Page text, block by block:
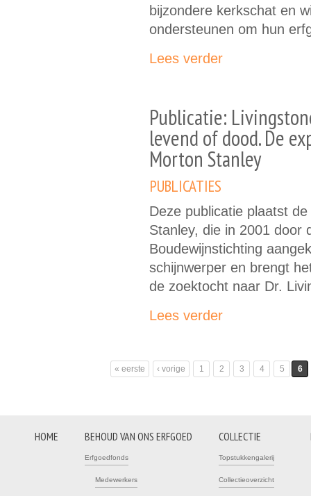
bijzondere kerkschat en
ondersteunen om hun
Lees verder
Publicatie:
levend of dood. De
Morton Stanley
PUBLICATIES
Deze publicatie plaatst
Stanley, die in 2001 door
Boudewijnstichting
schijnwerper en brengt
de zoektocht naar Dr.
Lees verder
« eerste ‹ vorige 1 2 3 4 5 6
HOME BEHOUD VAN ONS ERFGOED
Erfgoedfonds
Medewerkers
COLLECTIE
Topstukkengalerij
Collectieoverzicht